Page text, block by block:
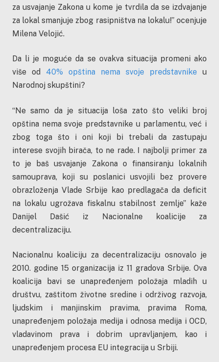
za usvajanje Zakona u kome je tvrdila da se izdvajanje
za lokal smanjuje zbog rasipništva na lokalu!” ocenjuje
Milena Velojić.
Da li je moguće da se ovakva situacija promeni ako
više od 40% opština nema svoje predstavnike u
Narodnoj skupštini?
“Ne samo da je situacija loša zato što veliki broj
opština nema svoje predstavnike u parlamentu, već i
zbog toga što i oni koji bi trebali da zastupaju
interese svojih birača, to ne rade. I najbolji primer za
to je baš usvajanje Zakona o finansiranju lokalnih
samouprava, koji su poslanici usvojili bez provere
obrazloženja Vlade Srbije kao predlagača da deficit
na lokalu ugrožava fiskalnu stabilnost zemlje” kaže
Danijel Dašić iz Nacionalne koalicije za
decentralizaciju.
Nacionalnu koaliciju za decentralizaciju osnovalo je
2010. godine 15 organizacija iz 11 gradova Srbije. Ova
koalicija bavi se unapređenjem položaja mladih u
društvu, zaštitom životne sredine i održivog razvoja,
ljudskim i manjinskim pravima, pravima Roma,
unapređenjem položaja medija i odnosa medija i OCD,
vladavinom prava i dobrim upravljanjem, kao i
unapređenjem procesa EU integracija u Srbiji.